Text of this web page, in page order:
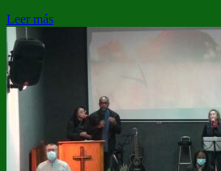
Leer más